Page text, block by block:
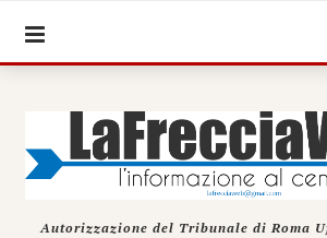
Autorizzazione del Tribunale di Roma